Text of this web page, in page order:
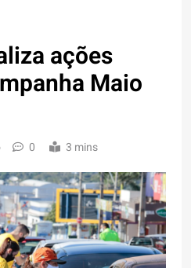
ações
Maio
0 3 mins